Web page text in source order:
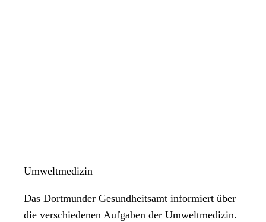
Umweltmedizin
Das Dortmunder Gesundheitsamt informiert über
die verschiedenen Aufgaben der Umweltmedizin.